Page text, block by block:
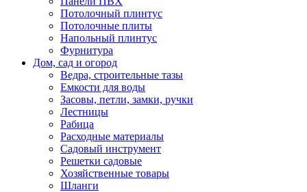
Потолочный плинтус
Потолочные плиты
Напольный плинтус
Фурнитура
Дом, сад и огород
Ведра, строительные тазы
Емкости для воды
Засовы, петли, замки, ручки
Лестницы
Рабица
Расходные материалы
Садовый инструмент
Решетки садовые
Хозяйственные товары
Шланги